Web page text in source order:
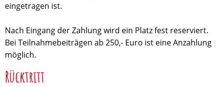
eingetragen ist.
Nach Eingang der Zahlung wird ein Platz fest reserviert.
Bei Teilnahmebeiträgen ab 250,- Euro ist eine Anzahlung
möglich.
Rücktritt